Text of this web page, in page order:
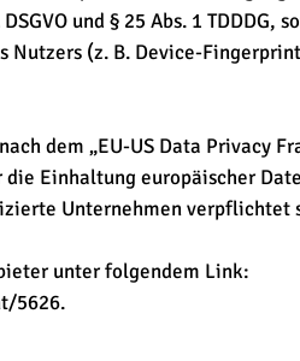
und § 25 Abs. 1
(z. B. Device-
dem „EU-US Data Privacy
die Einhaltung europäischer
Unternehmen
unter folgendem Link:
5626.